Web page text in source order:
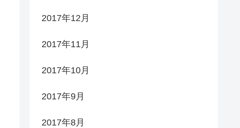
2017年12月
2017年11月
2017年10月
2017年9月
2017年8月